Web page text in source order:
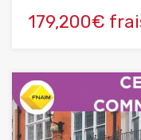
179,200€